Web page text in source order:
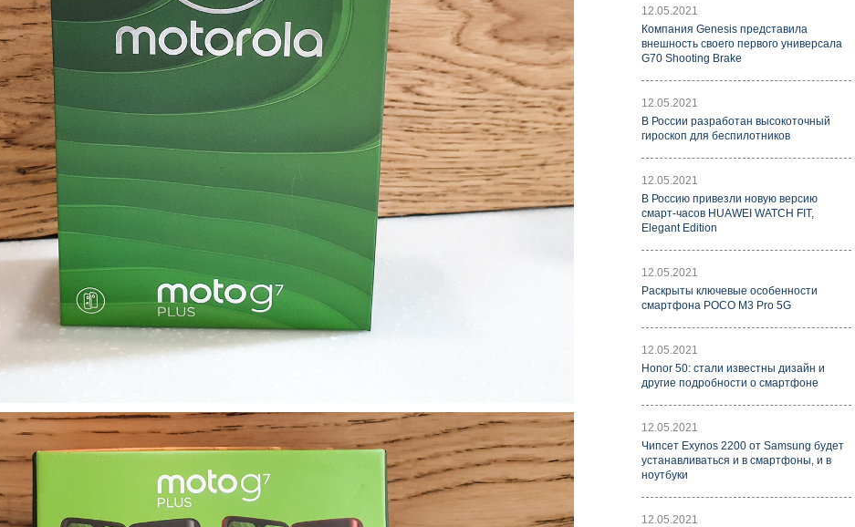
12.05.2021
Компания Genesis представила
внешность своего первого универсала
G70 Shooting Brake
12.05.2021
В России разработан высокоточный
гироскоп для беспилотников
12.05.2021
В Россию привезли новую версию
смарт-часов HUAWEI WATCH FIT,
Elegant Edition
12.05.2021
Раскрыты ключевые особенности
смартфона POCO M3 Pro 5G
12.05.2021
Honor 50: стали известны дизайн и
другие подробности о смартфоне
12.05.2021
Чипсет Exynos 2200 от Samsung будет
устанавливаться и в смартфоны, и в
ноутбуки
12.05.2021